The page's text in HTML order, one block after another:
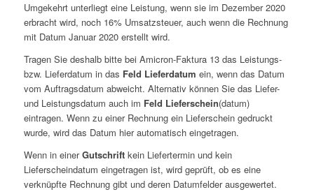
Umgekehrt unterliegt eine Leistung, wenn sie im Dezember 2020
erbracht wird, noch 16% Umsatzsteuer, auch wenn die Rechnung
mit Datum Januar 2020 erstellt wird.
Tragen Sie deshalb bitte bei Amicron-Faktura 13 das Leistungs-
bzw. Lieferdatum in das Feld Lieferdatum ein, wenn das Datum
vom Auftragsdatum abweicht. Alternativ können Sie das Liefer-
und Leistungsdatum auch im Feld Lieferschein(datum)
eintragen. Wenn zu einer Rechnung ein Lieferschein gedruckt
wurde, wird das Datum hier automatisch eingetragen.
Wenn in einerGutschriftkein Liefertermin und kein
Lieferscheindatum eingetragen ist, wird geprüft, ob es eine
verknüpfte Rechnung gibt und deren Datumfelder ausgewertet.